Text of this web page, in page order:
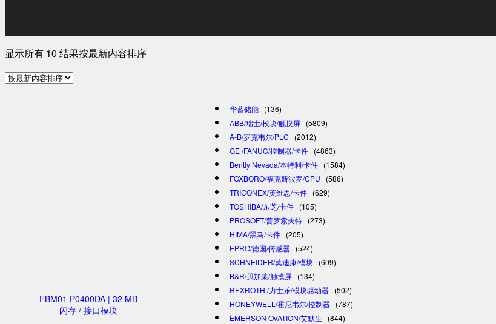
显示所有 10 结果按最新内容排序
FBM01 P0400DA | 32 MB
闪存 / 接口模块
华蓄储能 (136)
ABB/瑞士/模块/触摸屏 (5809)
A-B/罗克韦尔/PLC
(2012)
GE /FANUC/控制器/卡件 (4863)
Bently Nevada/本特利/卡件 (1584)
FOXBORO/福克斯波罗/CPU
(586)
TRICONEX/英维思/卡件 (629)
TOSHIBA/东芝/卡件 (105)
PROSOFT/普罗索夫特 (273)
HIMA/黑马/卡件 (205)
EPRO/德国/传感器 (524)
SCHNEIDER/莫迪康/模块 (609)
B&R/贝加莱/触摸屏 (134)
REXROTH /力士乐/模块驱动器 (502)
HONEYWELL/霍尼韦尔/控制器 (787)
EMERSON OVATION/艾默生
(844)